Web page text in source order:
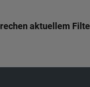
aktuellem